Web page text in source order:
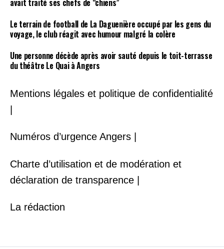
avait traité ses chefs de “chiens”
Le terrain de football de La Daguenière occupé par les gens du
voyage, le club réagit avec humour malgré la colère
Une personne décède après avoir sauté depuis le toit-terrasse
du théâtre Le Quai à Angers
Mentions légales et politique de confidentialité
|
Numéros d’urgence Angers |
Charte d’utilisation et de modération et
déclaration de transparence |
La rédaction